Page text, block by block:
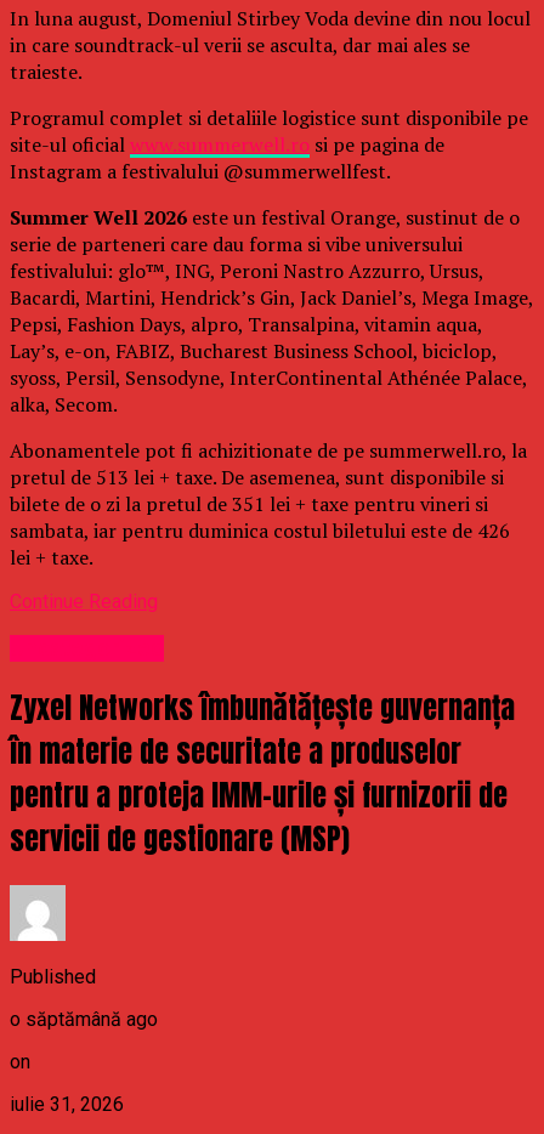
In luna august, Domeniul Stirbey Voda devine din nou locul
in care soundtrack-ul verii se asculta, dar mai ales se
traieste.
Programul complet si detaliile logistice sunt disponibile pe
site-ul oficialwww.summerwell.ro si pe pagina de
Instagram a festivalului @summerwellfest.
Summer Well 2026 este un festival Orange, sustinut de o
serie de parteneri care dau forma si vibe universului
festivalului: glo™, ING, Peroni Nastro Azzurro, Ursus,
Bacardi, Martini, Hendrick’s Gin, Jack Daniel’s, Mega Image,
Pepsi, Fashion Days, alpro, Transalpina, vitamin aqua,
Lay’s, e-on, FABIZ, Bucharest Business School, biciclop,
syoss, Persil, Sensodyne, InterContinental Athénée Palace,
alka, Secom.
Abonamentele pot fi achizitionate de pe summerwell.ro, la
pretul de 513 lei + taxe. De asemenea, sunt disponibile si
bilete de o zi la pretul de 351 lei + taxe pentru vineri si
sambata, iar pentru duminica costul biletului este de 426
lei + taxe.
Continue Reading
Zyxel Networks îmbunătățește guvernanța
în materie de securitate a produselor
pentru a proteja IMM-urile și furnizorii de
servicii de gestionare (MSP)
Published
o săptămână ago
on
iulie 31, 2026